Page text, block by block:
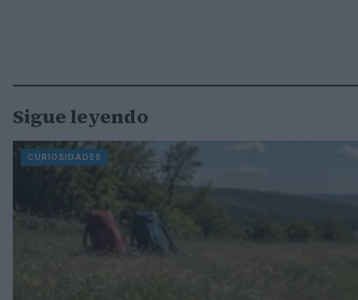
Sigue leyendo
CURIOSIDADES